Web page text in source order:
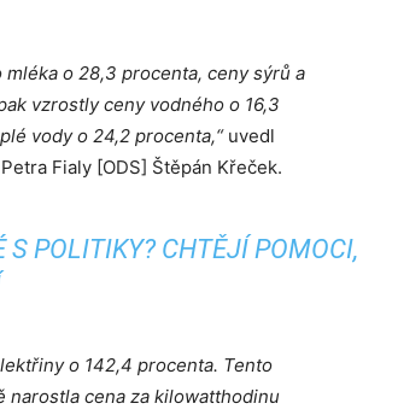
o 28,3 procenta, ceny sýrů a
vzrostly ceny vodného o 16,3
vody o 24,2 procenta,“uvedl
Fialy [ODS] Štěpán Křeček.
S POLITIKY? CHTĚJÍ POMOCI,
o 142,4 procenta. Tento
narostla cena za kilowatthodinu